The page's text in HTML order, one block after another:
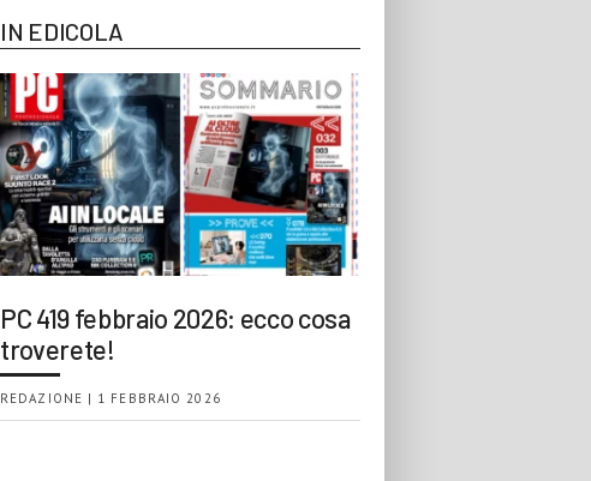
IN EDICOLA
PC 419 febbraio 2026: ecco cosa
troverete!
REDAZIONE | 1 FEBBRAIO 2026